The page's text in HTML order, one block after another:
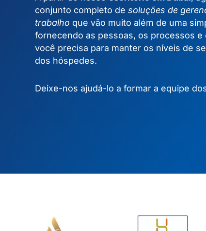
conjunto completo de soluções de
trabalho que vão muito além de uma
fornecendo as pessoas, os processos
você precisa para manter os níveis de
dos hóspedes.
Deixe-nos ajudá-lo a formar a equipe